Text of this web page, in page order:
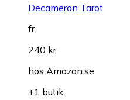
Decameron Tarot
fr.
240 kr
hos Amazon.se
+1 butik